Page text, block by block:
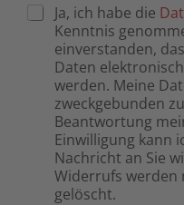
Ja, ich habe die
Kenntnis
einverstanden,
Daten
werden. Meine
zweckgebunden
Beantwortung
Einwilligung kann
Nachricht an Sie
Widerrufs werden
gelöscht.